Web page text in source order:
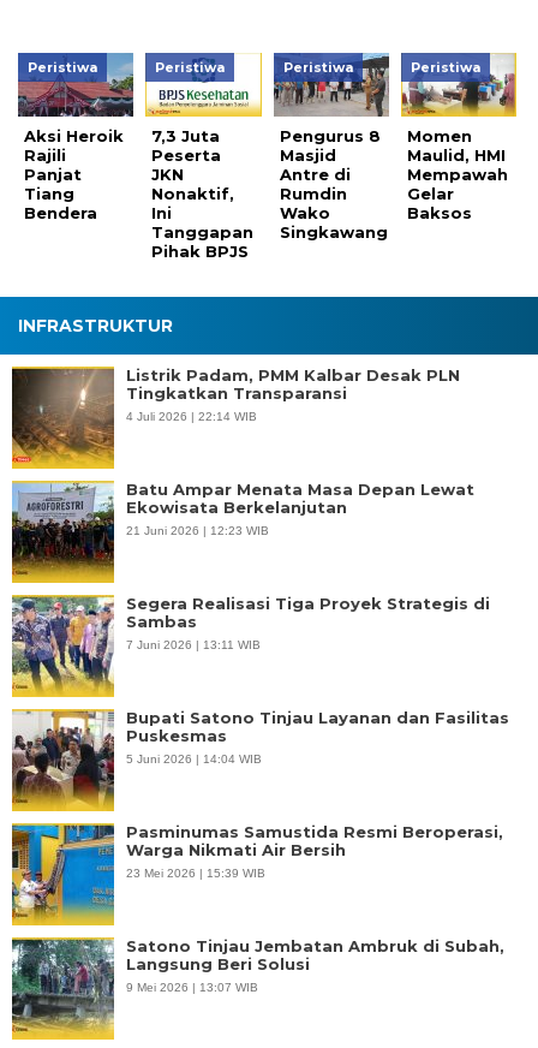
Peristiwa
Aksi Heroik
Rajili
Panjat
Tiang
Bendera
Peristiwa
7,3 Juta
Peserta
JKN
Nonaktif,
Ini
Tanggapan
Pihak BPJS
Peristiwa
Pengurus 8
Masjid
Antre di
Rumdin
Wako
Singkawang
Peristiwa
Momen
Maulid, HMI
Mempawah
Gelar
Baksos
INFRASTRUKTUR
Listrik Padam, PMM Kalbar Desak PLN
Tingkatkan Transparansi
4 Juli 2026 | 22:14 WIB
Batu Ampar Menata Masa Depan Lewat
Ekowisata Berkelanjutan
21 Juni 2026 | 12:23 WIB
Segera Realisasi Tiga Proyek Strategis di
Sambas
7 Juni 2026 | 13:11 WIB
Bupati Satono Tinjau Layanan dan Fasilitas
Puskesmas
5 Juni 2026 | 14:04 WIB
Pasminumas Samustida Resmi Beroperasi,
Warga Nikmati Air Bersih
23 Mei 2026 | 15:39 WIB
Satono Tinjau Jembatan Ambruk di Subah,
Langsung Beri Solusi
9 Mei 2026 | 13:07 WIB